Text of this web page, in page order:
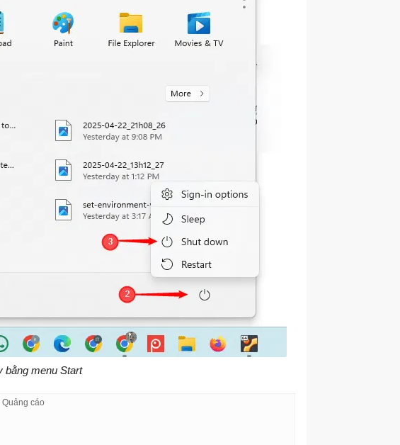
bằng menu Start